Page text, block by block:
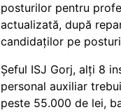
posturilor pentru
actualizată, după
candidaților pe
Șeful ISJ Gorj, alți 8
personal auxiliar
peste 55.000 de lei,